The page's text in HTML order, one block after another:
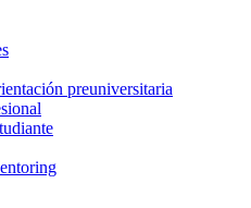
preuniversitaria